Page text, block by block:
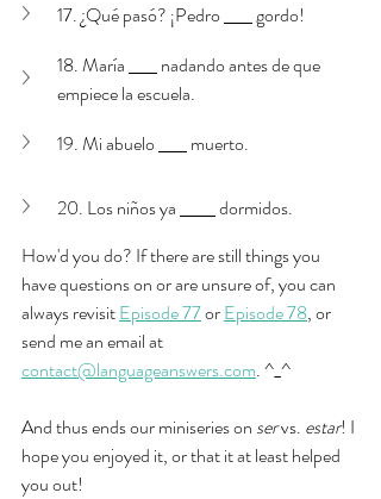
17. ¿Qué pasó? ¡Pedro
gordo!
18. María
nadando antes de que
empiece la escuela.
19. Mi abuelo
muerto.
20. Los niños ya
dormidos.
How'd you do? If there are still things you
have questions on or are unsure of, you can
always revisit Episode 77or Episode 78, or
send me an email at
contact@languageanswers.com. ^_^
And thus ends our miniseries on ser vs. estar! I
hope you enjoyed it, or that it at least helped
you out!